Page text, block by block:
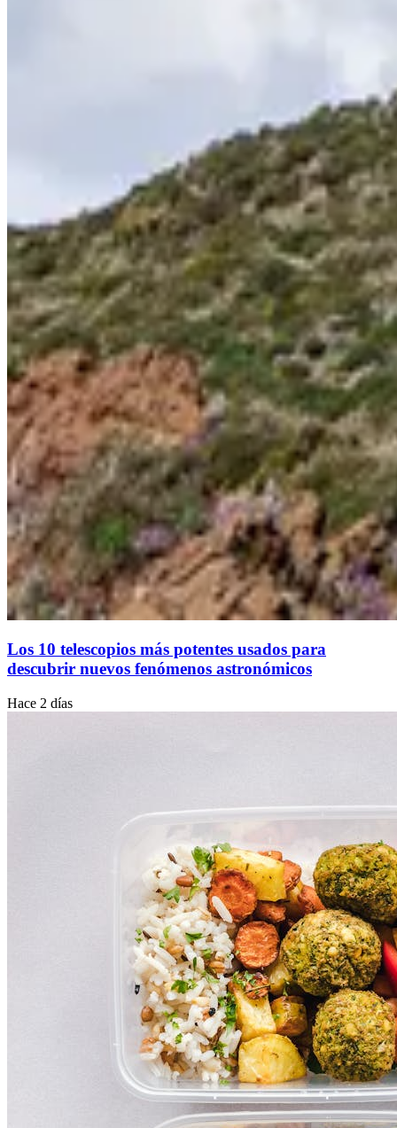
Los 10 telescopios más potentes usados para
descubrir nuevos fenómenos astronómicos
Hace 2 días